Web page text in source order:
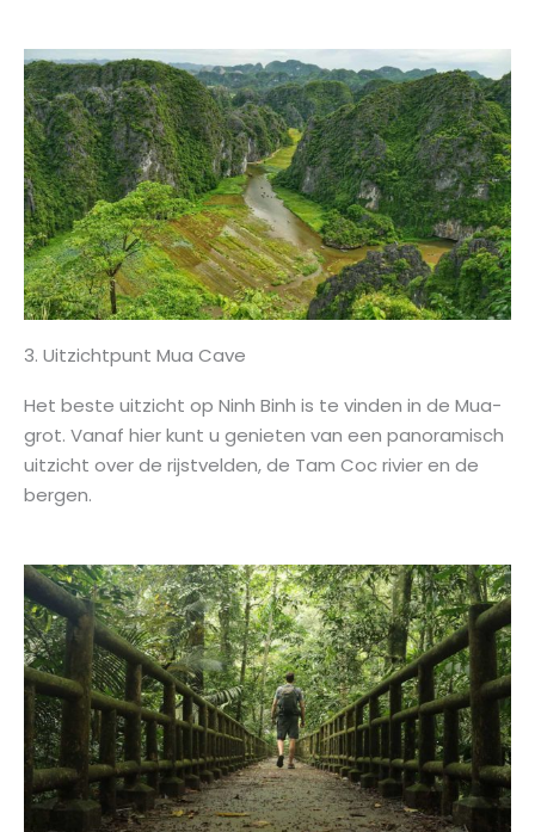
3. Uitzichtpunt Mua Cave
Het beste uitzicht op Ninh Binh is te vinden in de Mua-
grot. Vanaf hier kunt u genieten van een panoramisch
uitzicht over de rijstvelden, de Tam Coc rivier en de
bergen.